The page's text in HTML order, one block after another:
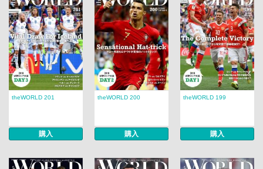
theWORLD 201
購入
theWORLD 200
購入
theWORLD 199
購入